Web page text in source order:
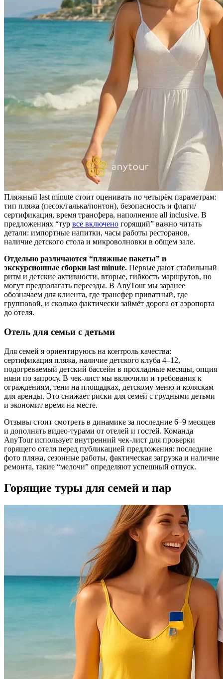
Пляжный last minute стоит оценивать по четырём параметрам:
тип пляжа (песок/галька/понтон), безопасность и флаги/
сертификация, время трансфера, наполнение all inclusive. В
предложениях “тур все включено горящий” важно читать
детали: импортные напитки, часы работы ресторанов,
наличие детского стола и микроволновки в общем зале.
Отдельно различаются “пляжные пакеты” и
экскурсионные сборки last minute. Первые дают стабильный
ритм и детские активности, вторые, гибкость маршрутов, но
могут предполагать переезды. В AnyTour мы заранее
обозначаем для клиента, где трансфер приватный, где
групповой, и сколько фактически займёт дорога от аэропорта
до отеля.
Отель для семьи с детьми
Для семей я ориентируюсь на контроль качества:
сертификация пляжа, наличие детского клуба 4–12,
подогреваемый детский бассейн в прохладные месяцы, опция
няни по запросу. В чек‑лист мы включили и требования к
ограждениям, тени на площадках, детскому меню и коляскам
для аренды. Это снижает риски для семей с грудными детьми
и экономит время на месте.
Отзывы стоит смотреть в динамике за последние 6–9 месяцев
и дополнять видео‑турами от отелей и гостей. Команда
AnyTour использует внутренний чек‑лист для проверки
горящего отеля перед публикацией предложения: последние
фото пляжа, сезонные работы, фактическая загрузка и наличие
ремонта, такие “мелочи” определяют успешный отпуск.
Горящие туры для семей и пар